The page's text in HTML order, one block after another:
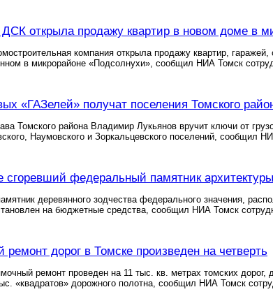
ДСК открыла продажу квартир в новом доме в
компания открыла продажу квартир,
в микрорайоне «Подсолнухи», сообщил НИА Томск
«ГАЗелей» получат поселения Томского
Томского района Владимир Лукьянов вручит ключи от
Наумовского и Зоркальцевского поселений, сообщил
сгоревший федеральный памятник
деревянного зодчества федерального значения,
на бюджетные средства, сообщил НИА Томск
дорог в Томске произведен на четверть
ремонт проведен на 11 тыс. кв. метрах томских
«квадратов» дорожного полотна, сообщил НИА Томск